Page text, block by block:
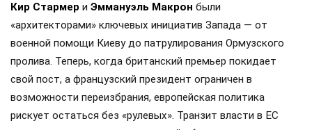
Кир Стармер и Эммануэль Макрон были
«архитекторами» ключевых инициатив Запада — от
военной помощи Киеву до патрулирования Ормузского
пролива. Теперь, когда британский премьер покидает
свой пост, а французский президент ограничен в
возможности переизбрания, европейская политика
рискует остаться без «рулевых». Транзит власти в ЕС